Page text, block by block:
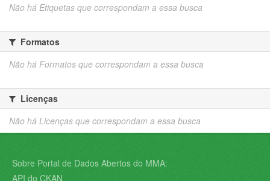
Não há Etiquetas que correspondam a essa busca
Formatos
Não há Formatos que correspondam a essa busca
Licenças
Não há Licenças que correspondam a essa busca
Sobre Portal de Dados Abertos do MMA:
API do CKAN